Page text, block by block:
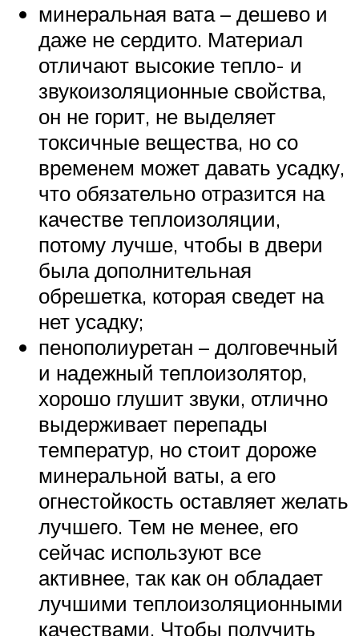
минеральная вата – дешево и
даже не сердито. Материал
отличают высокие тепло- и
звукоизоляционные свойства,
он не горит, не выделяет
токсичные вещества, но со
временем может давать усадку,
что обязательно отразится на
качестве теплоизоляции,
потому лучше, чтобы в двери
была дополнительная
обрешетка, которая сведет на
нет усадку;
пенополиуретан – долговечный
и надежный теплоизолятор,
хорошо глушит звуки, отлично
выдерживает перепады
температур, но стоит дороже
минеральной ваты, а его
огнестойкость оставляет желать
лучшего. Тем не менее, его
сейчас используют все
активнее, так как он обладает
лучшими теплоизоляционными
качествами. Чтобы получить